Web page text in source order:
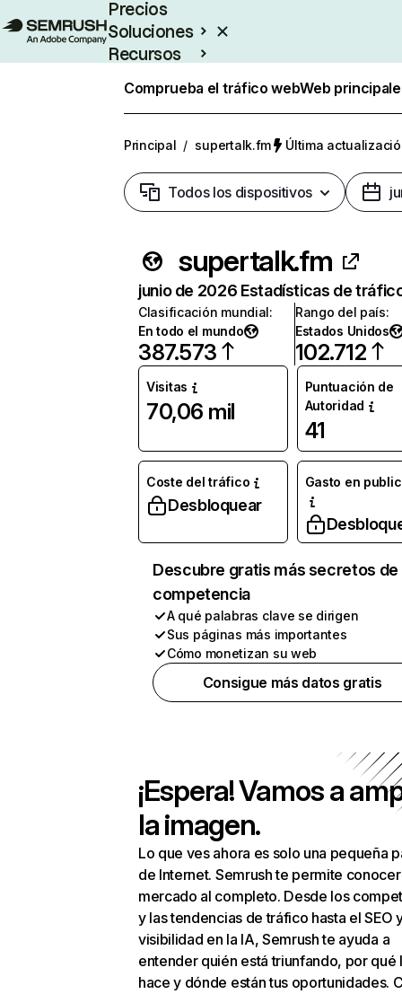
Precios
Soluciones
Recursos
Comprueba el tráfico webWeb
Principal / supertalk.fm Última
Todos los dispositivos
supertalk.fm
junio de 2026 Estadísticas de
Clasificación mundial:
En todo el mundo
387.573
Rango del país:
Estados Unidos
102.712
Visitas
70,06 mil
Puntuación de
Autoridad
41
Coste del tráfico
Desbloquear
Gasto en
Descubre gratis más secretos de
competencia
A qué palabras clave se dirigen
Sus páginas más importantes
Cómo monetizan su web
Consigue más datos gratis
¡Espera! Vamos a
la imagen.
Lo que ves ahora es solo una pequeña
de Internet. Semrush te permite
mercado al completo. Desde los
y las tendencias de tráfico hasta el SEO
visibilidad en la IA, Semrush te ayuda a
entender quién está triunfando, por qué
hace y dónde están tus oportunidades.